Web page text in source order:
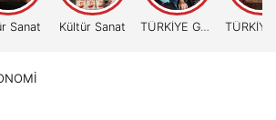
Sanat Kültür Sanat TÜRKİYE GÜNDEMİ